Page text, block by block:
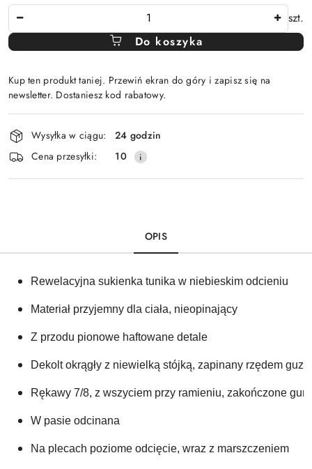
szt.
Do koszyka
Kup ten produkt taniej. Przewiń ekran do góry i zapisz się na
newsletter. Dostaniesz kod rabatowy.
Dostępność
i
dostawa
Wysyłka w ciągu:
24 godzin
Cena przesyłki:
10
OPIS
Rewelacyjna sukienka tunika w niebieskim odcieniu
Materiał przyjemny dla ciała, nieopinający
Z przodu pionowe haftowane detale
Dekolt okrągły z niewielką stójką, zapinany rzędem
Rękawy 7/8, z wszyciem przy ramieniu, zakończone
W pasie odcinana
Na plecach poziome odcięcie, wraz z marszczeniem